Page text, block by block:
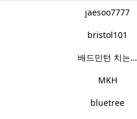
jaesoo7777
bristol101
배드민턴 치는 여자
MKH
bluetree